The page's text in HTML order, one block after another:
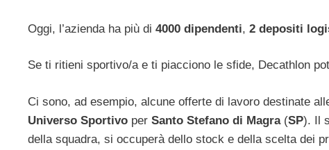
Oggi, l’azienda ha più di 4000 dipendenti, 2 depositi
Se ti ritieni sportivo/a e ti piacciono le sfide, Decathlon
Ci sono, ad esempio, alcune offerte di lavoro destinate
Universo Sportivo per Santo Stefano di Magra(SP). Il
della squadra, si occuperà dello stock e della scelta dei